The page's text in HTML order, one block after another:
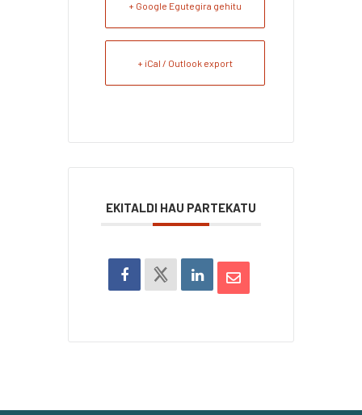
+ Google Egutegira gehitu
+ iCal / Outlook export
EKITALDI HAU PARTEKATU